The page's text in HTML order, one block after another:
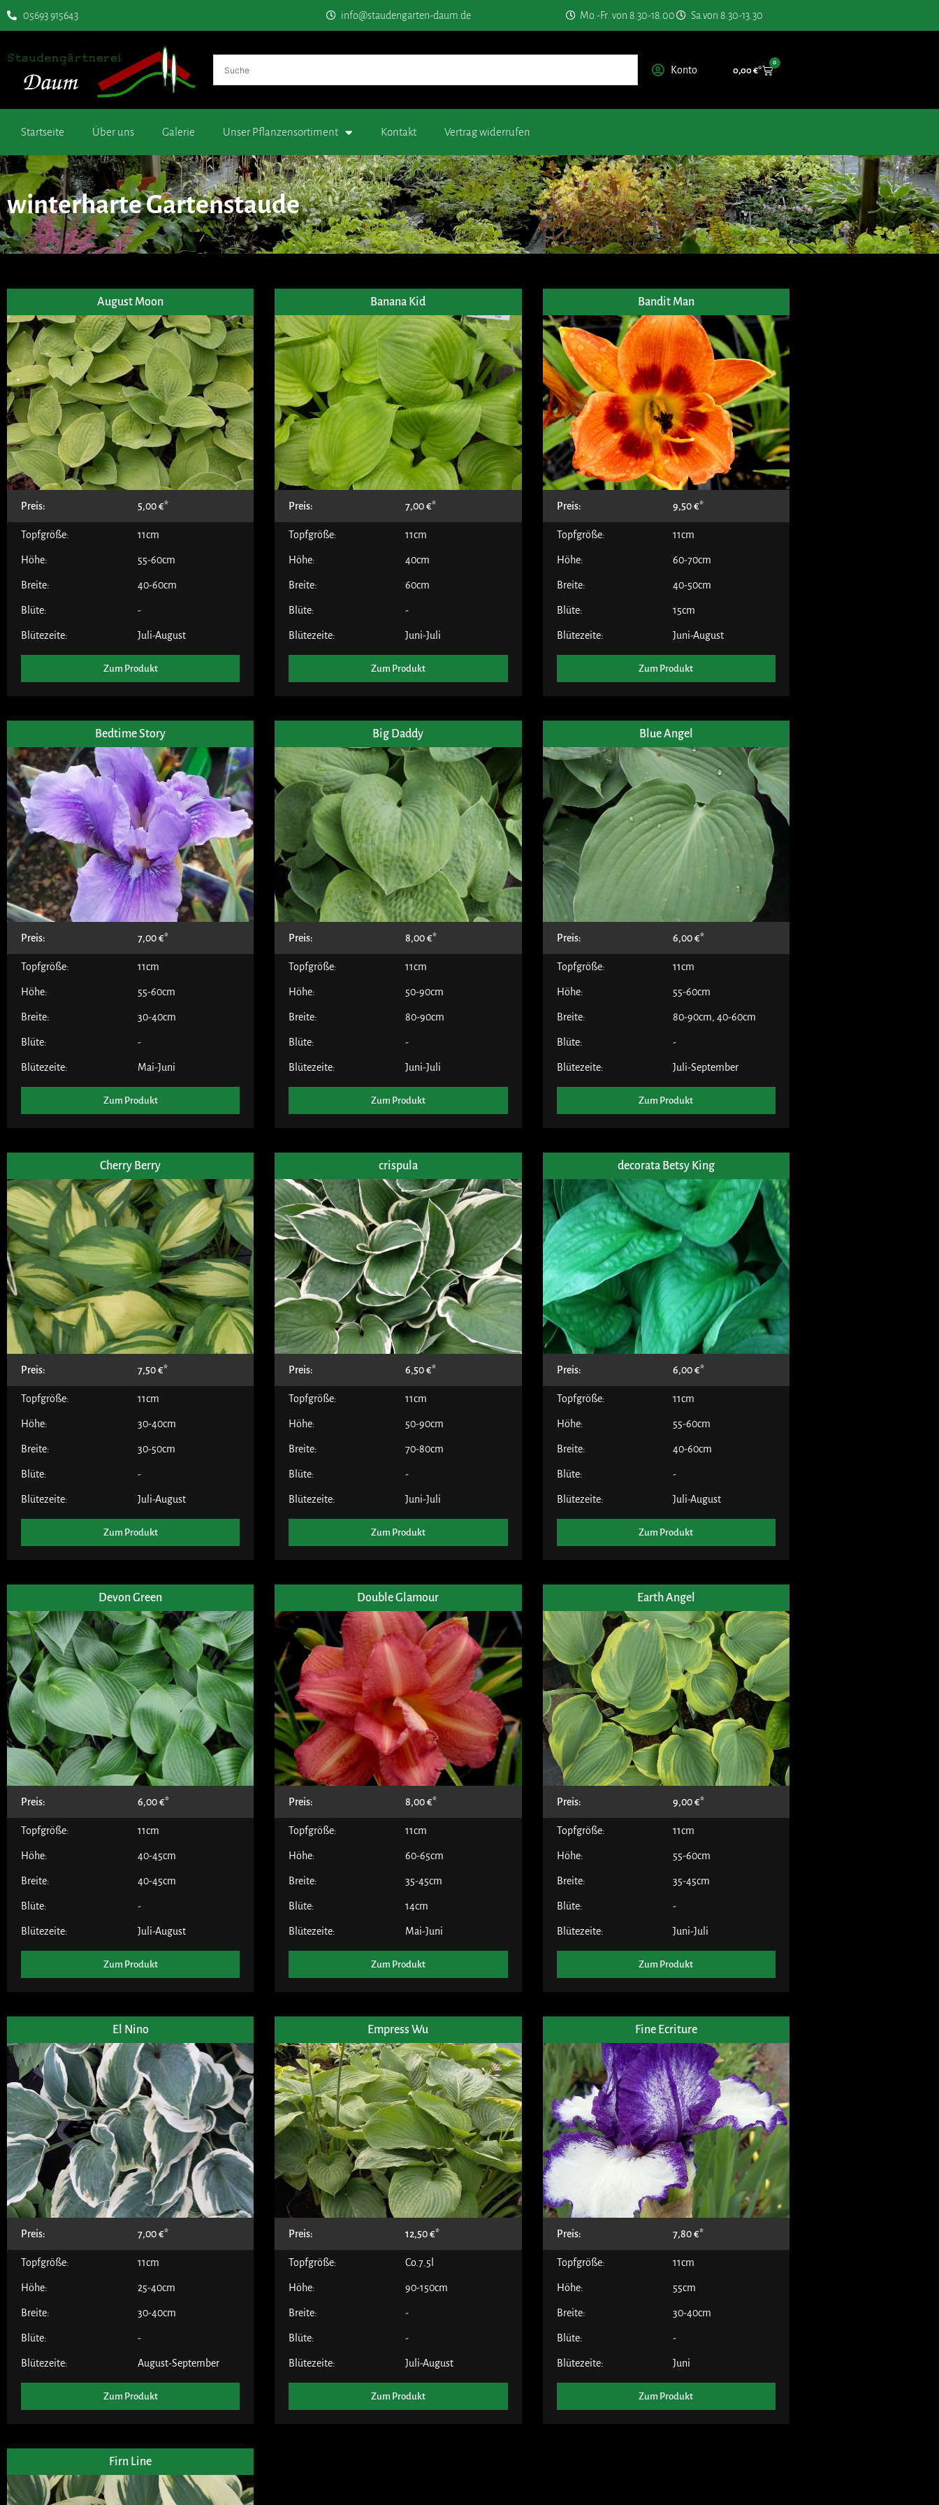
05693 915643 info@staudengarten-daum.de Mo.-Fr. von 8.30-18.00 Sa.von 8.30-13.30
Konto 0,00€
0
Startseite Über uns Galerie Unser Pflanzensortiment Kontakt Vertrag widerrufen
winterharte Gartenstaude
August Moon
Preis: 5,00€
Topfgröße: 11cm
Höhe: 55-60cm
Breite: 40-60cm
Blüte: -
Blütezeite: Juli-August
Zum Produkt
Banana Kid
Preis: 7,00€
Topfgröße: 11cm
Höhe: 40cm
Breite: 60cm
Blüte: -
Blütezeite: Juni-Juli
Zum Produkt
Bandit Man
Preis: 9,50€
Topfgröße: 11cm
Höhe: 60-70cm
Breite: 40-50cm
Blüte: 15cm
Blütezeite: Juni-August
Zum Produkt
Bedtime Story
Preis: 7,00€
Topfgröße: 11cm
Höhe: 55-60cm
Breite: 30-40cm
Blüte: -
Blütezeite: Mai-Juni
Zum Produkt
Big Daddy
Preis: 8,00€
Topfgröße: 11cm
Höhe: 50-90cm
Breite: 80-90cm
Blüte: -
Blütezeite: Juni-Juli
Zum Produkt
Blue Angel
Preis: 6,00€
Topfgröße: 11cm
Höhe: 55-60cm
Breite: 80-90cm,40-60cm
Blüte: -
Blütezeite: Juli-September
Zum Produkt
Cherry Berry
Preis: 7,50€
Topfgröße: 11cm
Höhe: 30-40cm
Breite: 30-50cm
Blüte: -
Blütezeite: Juli-August
Zum Produkt
crispula
Preis: 6,50€
Topfgröße: 11cm
Höhe: 50-90cm
Breite: 70-80cm
Blüte: -
Blütezeite: Juni-Juli
Zum Produkt
decorata Betsy King
Preis: 6,00€
Topfgröße: 11cm
Höhe: 55-60cm
Breite: 40-60cm
Blüte: -
Blütezeite: Juli-August
Zum Produkt
Devon Green
Preis: 6,00€
Topfgröße: 11cm
Höhe: 40-45cm
Breite: 40-45cm
Blüte: -
Blütezeite: Juli-August
Zum Produkt
Double Glamour
Preis: 8,00€
Topfgröße: 11cm
Höhe: 60-65cm
Breite: 35-45cm
Blüte: 14cm
Blütezeite: Mai-Juni
Zum Produkt
Earth Angel
Preis: 9,00€
Topfgröße: 11cm
Höhe: 55-60cm
Breite: 35-45cm
Blüte: -
Blütezeite: Juni-Juli
Zum Produkt
El Nino
Preis: 7,00€
Topfgröße: 11cm
Höhe: 25-40cm
Breite: 30-40cm
Blüte: -
Blütezeite: August-September
Zum Produkt
Empress Wu
Preis: 12,50€
Topfgröße: Co.7.5l
Höhe: 90-150cm
Breite: -
Blüte: -
Blütezeite: Juli-August
Zum Produkt
Fine Ecriture
Preis: 7,80€
Topfgröße: 11cm
Höhe: 55cm
Breite: 30-40cm
Blüte: -
Blütezeite: Juni
Zum Produkt
Firn Line